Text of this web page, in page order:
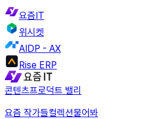
요즘IT
위시켓
AIDP - AX
Rise ERP
콘텐츠프로덕트 밸리
요즘 작가들컬렉션물어봐